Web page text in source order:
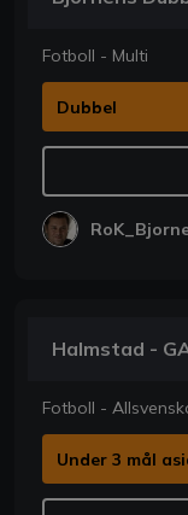
Fotboll - Multi
Dubbel
Halmstad -
Fotboll -
Under 3 mål